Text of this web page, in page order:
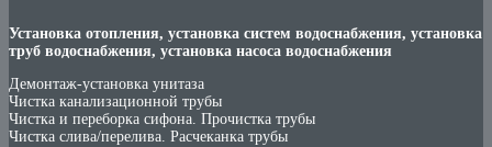
Установка отопления, установка систем водоснабжения, установка
труб водоснабжения, установка насоса водоснабжения
Демонтаж-установка унитаза
Чистка канализационной трубы
Чистка и переборка сифона. Прочистка трубы
Чистка слива/перелива. Расчеканка трубы